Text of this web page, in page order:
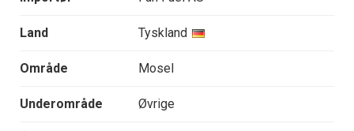
Land Tyskland
Område Mosel
Underområde Øvrige